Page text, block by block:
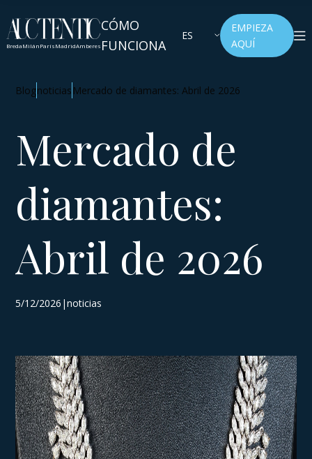
BredaMilánParísMadridAmberes
CÓMO
FUNCIONA
ES
EMPIEZA
AQUÍ
Blognoticias Mercado de diamantes: Abril de 2026
Mercado de
diamantes:
Abril de 2026
5/12/2026|noticias